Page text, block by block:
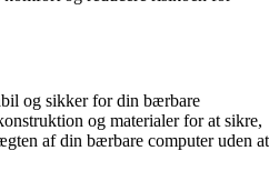
og sikker for din bærbare
og materialer for at sikre,
af din bærbare computer uden at